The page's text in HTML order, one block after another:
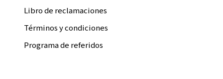
Libro de reclamaciones
Términos y condiciones
Programa de referidos